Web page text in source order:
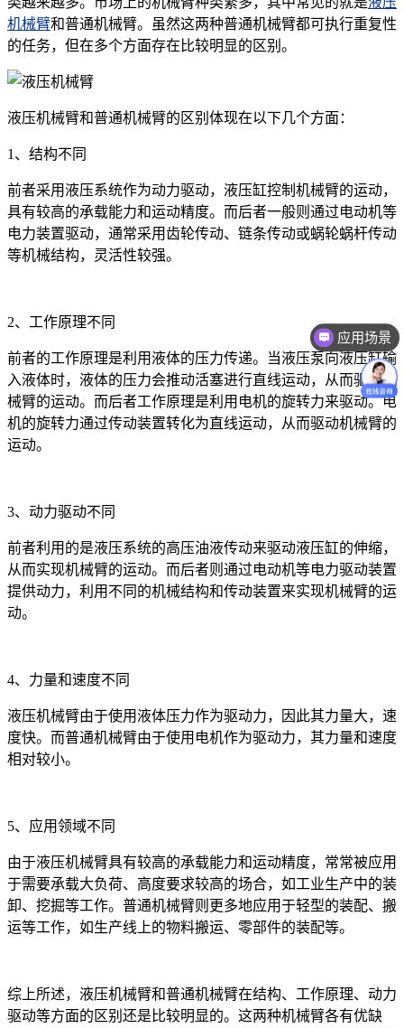
机械臂和普通机械臂。虽然这两种普通机械臂都可执行重复性
的任务，但在多个方面存在比较明显的区别。
液压机械臂和普通机械臂的区别体现在以下几个方面：
1、结构不同
前者采用液压系统作为动力驱动，液压缸控制机械臂的运动，
具有较高的承载能力和运动精度。而后者一般则通过电动机等
电力装置驱动，通常采用齿轮传动、链条传动或蜗轮蜗杆传动
等机械结构，灵活性较强。
2、工作原理不同
前者的工作原理是利用液体的压力传递。当液压泵向液压缸输
入液体时，液体的压力会推动活塞进行直线运动，从而驱动机
械臂的运动。而后者工作原理是利用电机的旋转力来驱动。电
机的旋转力通过传动装置转化为直线运动，从而驱动机械臂的
运动。
3、动力驱动不同
前者利用的是液压系统的高压油液传动来驱动液压缸的伸缩，
从而实现机械臂的运动。而后者则通过电动机等电力驱动装置
提供动力，利用不同的机械结构和传动装置来实现机械臂的运
动。
4、力量和速度不同
液压机械臂由于使用液体压力作为驱动力，因此其力量大，速
度快。而普通机械臂由于使用电机作为驱动力，其力量和速度
相对较小。
5、应用领域不同
由于液压机械臂具有较高的承载能力和运动精度，常常被应用
于需要承载大负荷、高度要求较高的场合，如工业生产中的装
卸、挖掘等工作。普通机械臂则更多地应用于轻型的装配、搬
运等工作，如生产线上的物料搬运、零部件的装配等。
综上所述，液压机械臂和普通机械臂在结构、工作原理、动力
驱动等方面的区别还是比较明显的。这两种机械臂各有优缺
应用场景